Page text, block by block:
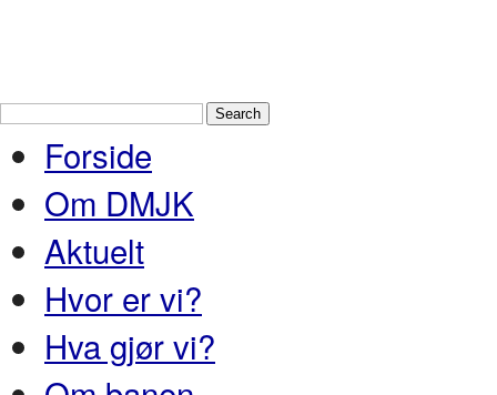
Forside
Om DMJK
Aktuelt
Hvor er vi?
Hva gjør vi?